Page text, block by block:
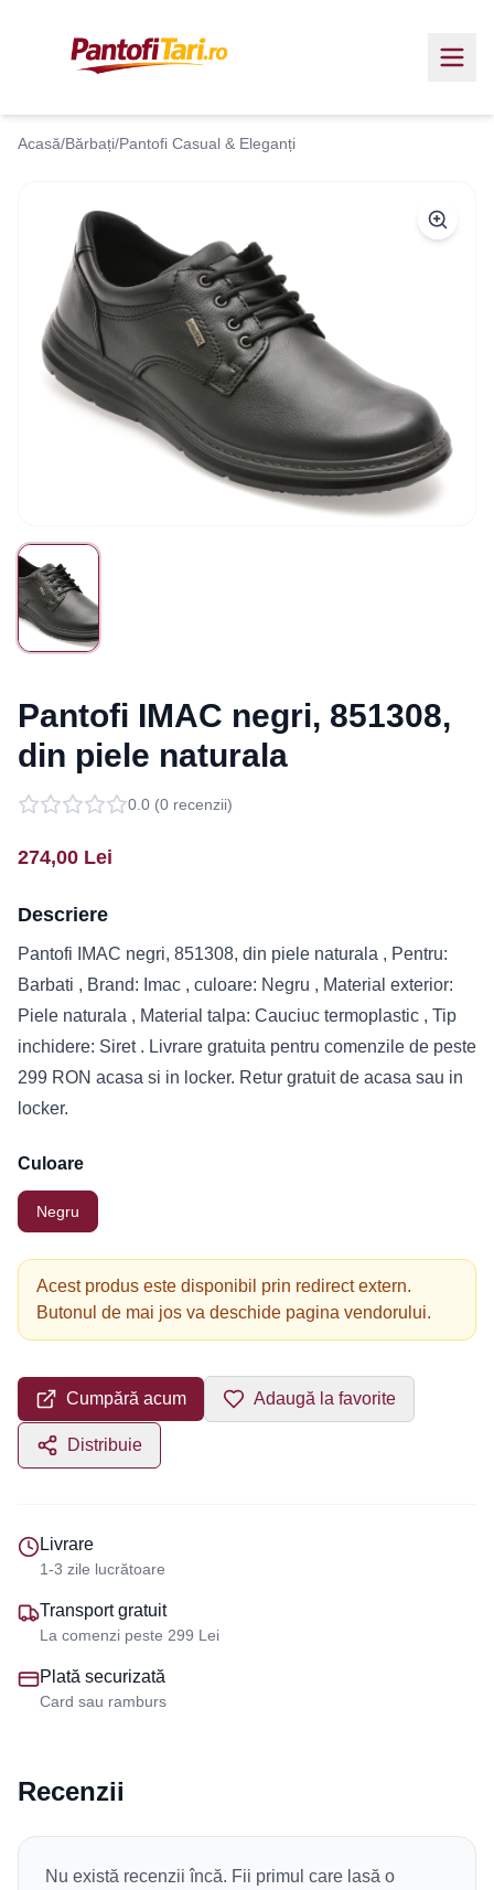
Acasă/Bărbați/Pantofi Casual & Eleganți
Pantofi IMAC negri, 851308,
din piele naturala
0.0 (0 recenzii)
274,00 Lei
Descriere
Pantofi IMAC negri, 851308, din piele naturala , Pentru:
Barbati , Brand: Imac , culoare: Negru , Material exterior:
Piele naturala , Material talpa: Cauciuc termoplastic , Tip
inchidere: Siret . Livrare gratuita pentru comenzile de peste
299 RON acasa si in locker. Retur gratuit de acasa sau in
locker.
Culoare
Negru
Acest produs este disponibil prin redirect extern.
Butonul de mai jos va deschide pagina vendorului.
Cumpără acum Adaugă la favorite
Distribuie
Livrare
1-3 zile lucrătoare
Transport gratuit
La comenzi peste 299 Lei
Plată securizată
Card sau ramburs
Recenzii
Nu există recenzii încă. Fii primul care lasă o